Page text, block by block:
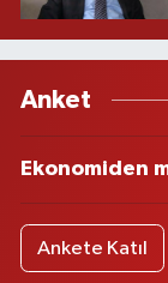
Anket
Ekonomiden
Ankete Katıl